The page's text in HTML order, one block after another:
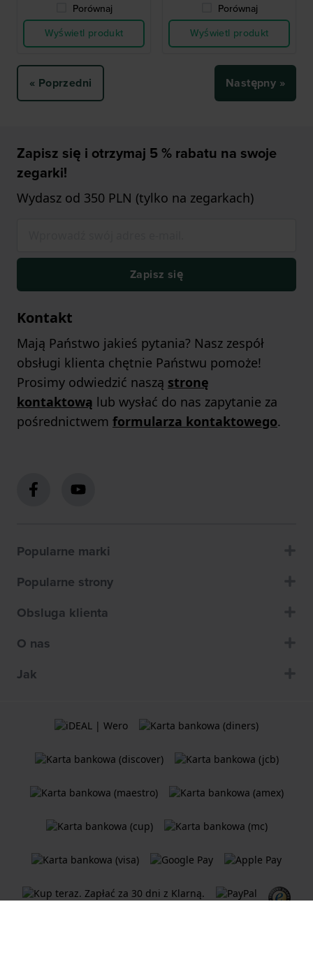
Porównaj
Wyświetl produkt
Porównaj
Wyświetl produkt
« Poprzedni Następny »
Zapisz się i otrzymaj 5 % rabatu na swoje
zegarki!
Wydasz od 350 PLN (tylko na zegarkach)
Zapisz się
Kontakt
Mają Państwo jakieś pytania? Nasz zespół
obsługi klienta chętnie Państwu pomoże!
Prosimy odwiedzić naszą stronę
kontaktową lub wysłać do nas zapytanie za
pośrednictwem formularza kontaktowego.
Popularne marki
Popularne strony
Obsluga klienta
O nas
Jak